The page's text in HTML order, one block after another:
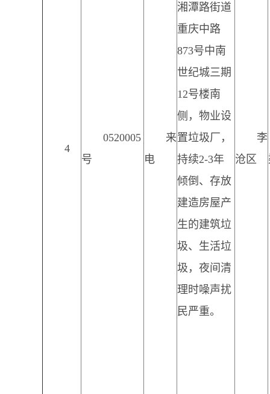
4
0520005
号
来
电
湘潭路街道
重庆中路
873号中南
世纪城三期
12号楼南
侧，物业设
置垃圾厂，
持续2-3年
倾倒、存放
建造房屋产
生的建筑垃
圾、生活垃
圾，夜间清
理时噪声扰
民严重。
李
沧区